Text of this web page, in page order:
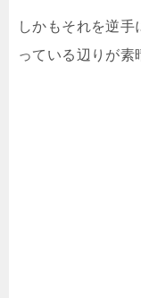
しかもそれを逆手
っている辺りが素